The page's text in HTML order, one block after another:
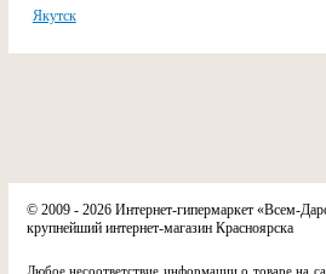
Якутск
© 2009 - 2026 Интернет-гипермаркет «Всем-
крупнейший интернет-магазин Красноярска
Любое несоответствие информации о товаре на